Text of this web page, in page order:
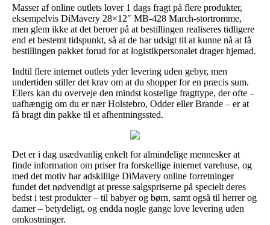
Masser af online outlets lover 1 dags fragt på flere produkter,
eksempelvis DiMavery 28×12″ MB-428 March-stortromme,
men glem ikke at det beroer på at bestillingen realiseres tidligere
end et bestemt tidspunkt, så at de har udsigt til at kunne nå at få
bestillingen pakket forud for at logistikpersonalet drager hjemad.
Indtil flere internet outlets yder levering uden gebyr, men
undertiden stiller det krav om at du shopper for en præcis sum.
Ellers kan du overveje den mindst kostelige fragttype, der ofte –
uafhængig om du er nær Holstebro, Odder eller Brande – er at
få bragt din pakke til et afhentningssted.
Det er i dag usædvanlig enkelt for almindelige mennesker at
finde information om priser fra forskellige internet varehuse, og
med det motiv har adskillige DiMavery online forretninger
fundet det nødvendigt at presse salgspriserne på specielt deres
bedst i test produkter – til babyer og børn, samt også til herrer og
damer – betydeligt, og endda nogle gange love levering uden
omkostninger.